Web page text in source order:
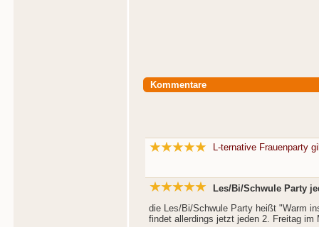
Kommentare
L-ternative Frauenparty
Les/Bi/Schwule Party
die Les/Bi/Schwule Party heißt "Warm
findet allerdings jetzt jeden 2. Freitag